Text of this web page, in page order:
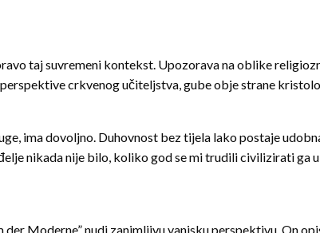
taj suvremeni kontekst. Upozorava na oblike
crkvenog učiteljstva, gube obje strane
ima dovoljno. Duhovnost bez tijela lako postaje
nikada nije bilo, koliko god se mi trudili civilizirati ga
Moderne” nudi zanimljivu vanjsku perspektivu. On